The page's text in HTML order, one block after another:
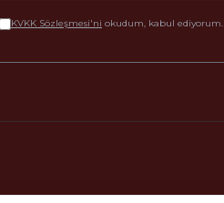
KVKK Sözleşmesi'ni okudum, kabul ediyorum.